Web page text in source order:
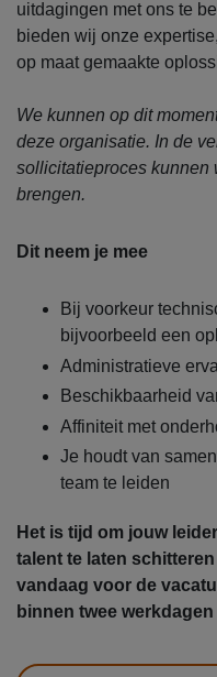
uitdagingen met ons te
bieden wij onze
op maat gemaakte
We kunnen op dit
deze organisatie. In de
sollicitatieproces kunnen
brengen.
Dit neem je mee
Bij voorkeur
bijvoorbeeld een
Administratieve
Beschikbaarheid
Affiniteit met
Je houdt van
team te leiden
Het is tijd om jouw
talent te laten
vandaag voor de
binnen twee